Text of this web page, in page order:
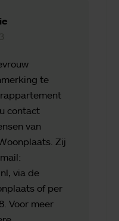
te
contact
van
Zij
via de
of per
Voor meer